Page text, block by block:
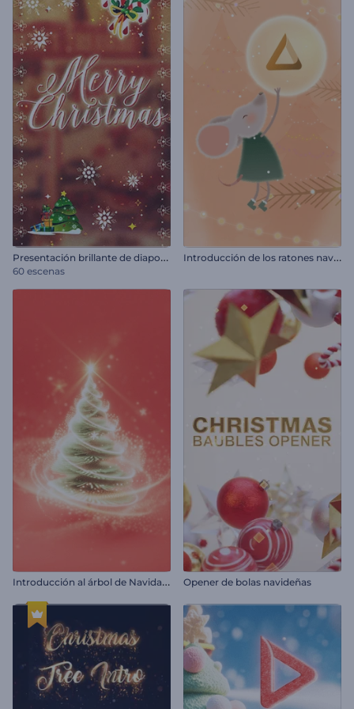
P
resentación brillante de diapositivas de Navidad
60 escenas
I
ntroducción de los ratones navideños alegres
I
ntroducción al árbol de Navidad brillante Opener de bolas navideñas